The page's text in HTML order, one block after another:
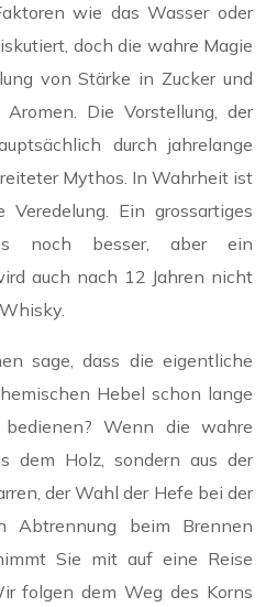
wie das Wasser oder
doch die wahre Magie
von Stärke in Zucker und
Die Vorstellung, der
durch jahrelange
Mythos. In Wahrheit ist
Ein grossartiges
noch besser, aber ein
auch nach 12 Jahren nicht
sage, dass die eigentliche
Hebel schon lange
Wenn die wahre
dem Holz, sondern aus der
der Wahl der Hefe bei der
Abtrennung beim Brennen
Sie mit auf eine Reise
folgen dem Weg des Korns